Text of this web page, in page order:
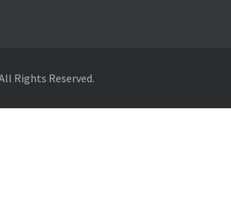
Rights Reserved.